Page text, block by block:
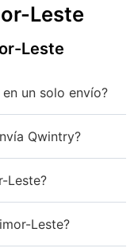
Leste
Leste
un solo envío?
Qwintry?
Leste?
Leste?